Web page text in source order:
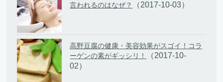
言われるのはなぜ？
（2017-10-03）
高野豆腐の健康・美容効果がスゴイ！コラ
ーゲンの素がギッシリ！
（2017-10-
02）